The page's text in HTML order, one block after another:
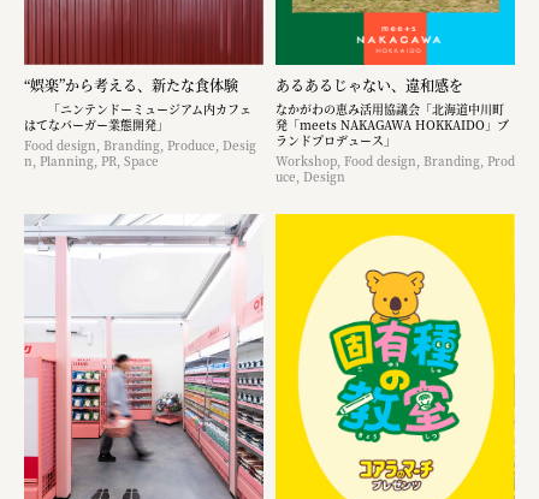
“娯楽”から考える、新たな食体験
「ニンテンドーミュージアム内カフェ
はてなバーガー業態開発」
Food design, Branding, Produce, Desig
n, Planning, PR, Space
あるあるじゃない、違和感を
なかがわの恵み活用協議会「北海道中川町
発「meets NAKAGAWA HOKKAIDO」ブ
ランドプロデュース」
Workshop, Food design, Branding, Prod
uce, Design